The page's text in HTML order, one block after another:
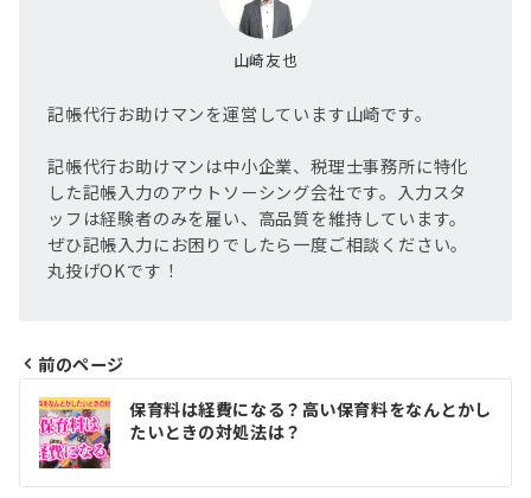
山崎友也
記帳代行お助けマンを運営しています山崎です。
記帳代行お助けマンは中小企業、税理士事務所に特化
した記帳入力のアウトソーシング会社です。入力スタ
ッフは経験者のみを雇い、高品質を維持しています。
ぜひ記帳入力にお困りでしたら一度ご相談ください。
丸投げOKです！
投
稿
ナ
前のページ
保育料は経費になる？高い保育料をなんとかし
たいときの対処法は？